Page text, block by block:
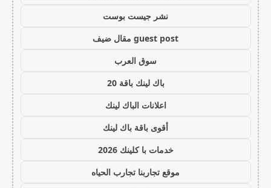
نشر جيست بوست
guest post مقال ضيف
سوق العرب
باك لينك باقة 20
اعلانات الباك لينك
أقوى باقة باك لينك
خدمات با كلينك 2026
موقع تجاربنا تجارب الحياه